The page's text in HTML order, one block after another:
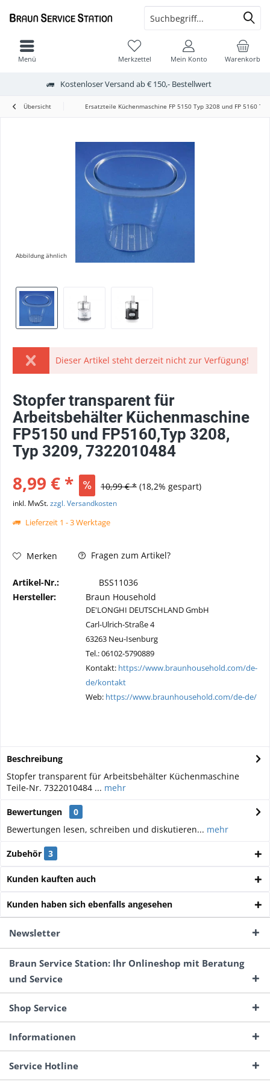
Kostenloser Versand ab € 150,- Bestellwert
Warenkorb
Merkzettel Mein Konto
Menü
Übersicht Ersatzteile Küchenmaschine FP 5150 Typ 3208 und FP 5160
Abbildung ähnlich
Dieser Artikel steht derzeit nicht zur Verfügung!
Stopfer transparent für
Arbeitsbehälter Küchenmaschine
FP5150 und FP5160,Typ 3208,
Typ 3209, 7322010484
8,99 € * 10,99 € * (18,2% gespart)
inkl. MwSt.zzgl. Versandkosten
Lieferzeit 1 - 3 Werktage
Merken Fragen zum Artikel?
Artikel-Nr.:
BSS11036
Hersteller:
Braun Household
DE'LONGHI DEUTSCHLAND GmbH
Carl-Ulrich-Straße 4
63263 Neu-Isenburg
Tel.: 06102-5790889
Kontakt: https://www.braunhousehold.com/de-
de/kontakt
Web: https://www.braunhousehold.com/de-de/
Beschreibung
Stopfer transparent für Arbeitsbehälter Küchenmaschine
Teile-Nr. 7322010484 ... mehr
Bewertungen
0
Bewertungen lesen, schreiben und diskutieren... mehr
Zubehör 3
Kunden kauften auch
Kunden haben sich ebenfalls angesehen
Newsletter
Braun Service Station: Ihr Onlineshop mit Beratung
und Service
Shop Service
Informationen
Service Hotline